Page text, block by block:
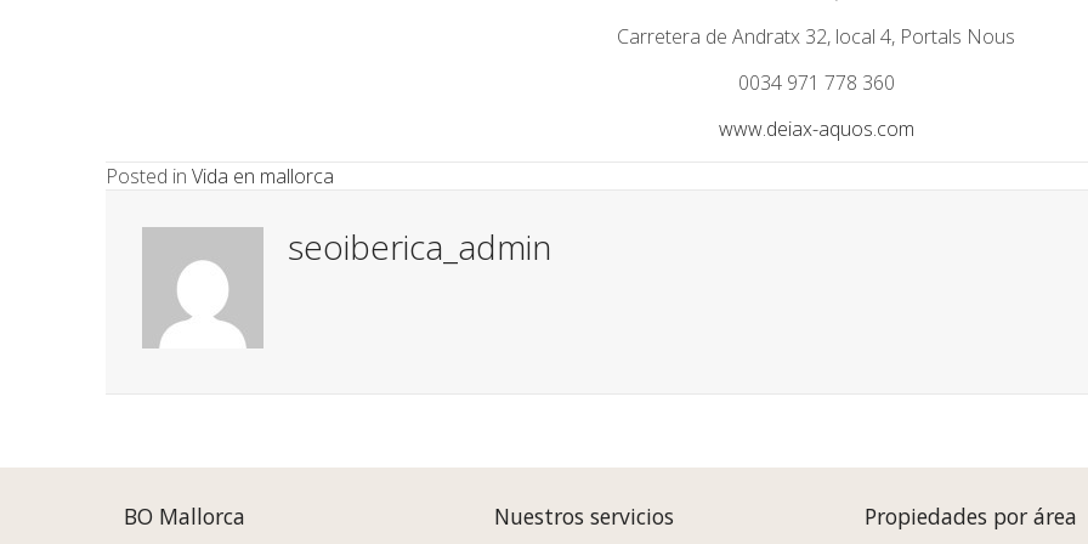
Carretera de Andratx 32, local 4, Portals Nous
0034 971 778 360
www.deiax-aquos.com
Posted in Vida en mallorca
seoiberica_admin
navigation
BO Mallorca Nuestros servicios Propiedades por área